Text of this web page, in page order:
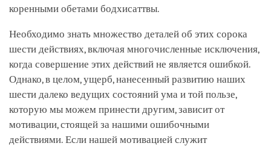
коренными обетами бодхисаттвы.
Необходимо знать множество деталей об этих сорока
шести действиях, включая многочисленные исключения,
когда совершение этих действий не является ошибкой.
Однако, в целом, ущерб, нанесенный развитию наших
шести далеко ведущих состояний ума и той пользе,
которую мы можем принести другим, зависит от
мотивации, стоящей за нашими ошибочными
действиями. Если нашей мотивацией служит